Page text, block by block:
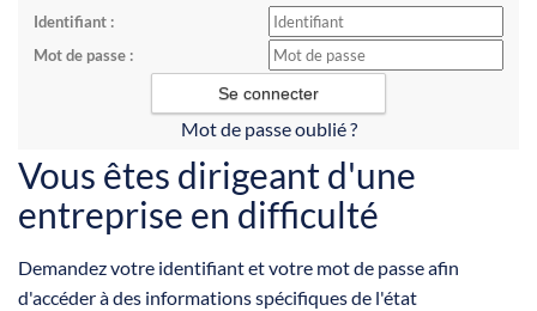
Identifiant :
Mot de passe :
Mot de passe oublié ?
Vous êtes dirigeant d'une
entreprise en difficulté
Demandez votre identifiant et votre mot de passe afin
d'accéder à des informations spécifiques de l'état